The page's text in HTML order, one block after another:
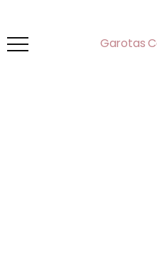
Garotas